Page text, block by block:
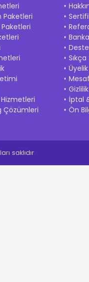
Paketleri
Hizmetleri
Çözümleri
İptal
Ön
saklıdır